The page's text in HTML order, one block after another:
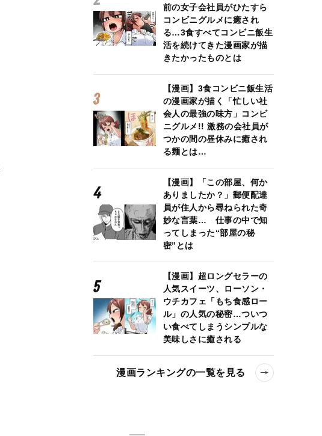
前の女子会社員がひたすら
コンビニグルメに癒され
る…3食すべてコンビニ飯生
活を続けてきた漫画家が描
きたかったものとは
【漫画】3食コンビニ飯生活
の漫画家が描く「忙しい社
会人の最強の味方」コンビ
ニグルメ!! 激務の会社員が
つかの間の昼休みに癒され
る麺とは…
【漫画】「この部屋、何か
ありましたか？」郵便配達
員が住人から尋ねられた奇
妙な言葉… 仕事の中で知
ってしまった“部屋の秘
密”とは
【漫画】超ロングセラーの
人気スイーツ、ローソン・
ウチカフェ「もち食感ロー
ル」の人気の秘密…ついつ
い食べてしまうシンプルな
美味しさに癒される
漫画ランキングの一覧を見る